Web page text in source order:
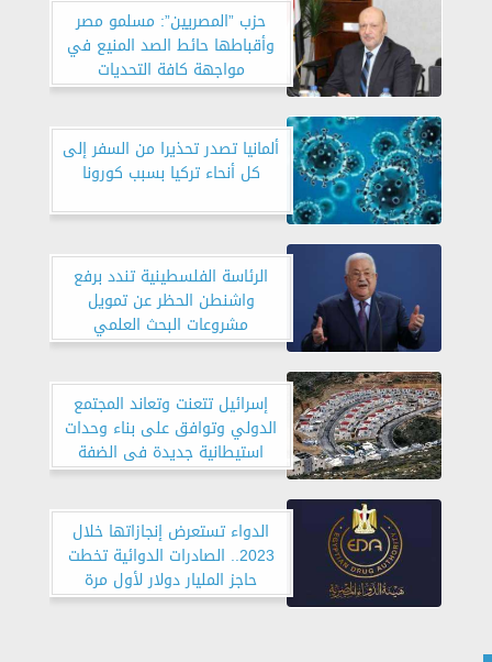
حزب ”المصريين”: مسلمو مصر
وأقباطها حائط الصد المنيع في
مواجهة كافة التحديات
ألمانيا تصدر تحذيرا من السفر إلى
كل أنحاء تركيا بسبب كورونا
الرئاسة الفلسطينية تندد برفع
واشنطن الحظر عن تمويل
مشروعات البحث العلمي
الإسرائيلية في فلسطين
إسرائيل تتعنت وتعاند المجتمع
الدولي وتوافق على بناء وحدات
استيطانية جديدة فى الضفة
الغربية
الدواء تستعرض إنجازاتها خلال
2023.. الصادرات الدوائية تخطت
حاجز المليار دولار لأول مرة